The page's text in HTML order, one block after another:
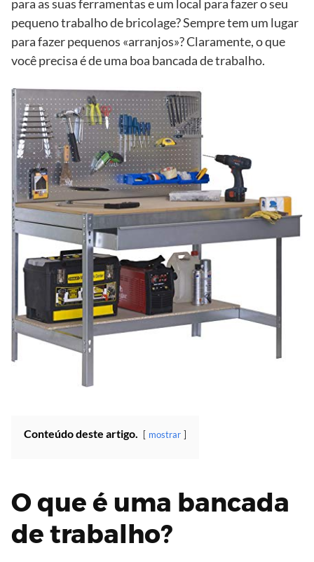
para as suas ferramentas e um local para fazer o seu
pequeno trabalho de bricolage? Sempre tem um lugar
para fazer pequenos «arranjos»? Claramente, o que
você precisa é de uma boa bancada de trabalho.
Conteúdo deste artigo. mostrar
O que é uma bancada
de trabalho?